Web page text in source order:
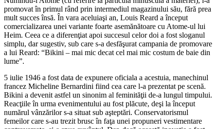
promovat în primul rând prin intermediul magazinului său, fără prea
mult succes însă. În vara aceluiaşi an, Louis Reard a început
comercializarea unei variante foarte asemănătoare cu Atome-ul lui
Heim. Ceea ce a diferenţiat apoi succesul celor doi a fost sloganul
simplu, dar sugestiv, sub care s-a desfăşurat campania de promovare
a lui Reard: “Bikini – mai mic decat cel mai mic costum de baie din
lume”.
5 iulie 1946 a fost data de expunere oficiala a acestuia, manechinul
francez Micheline Bernardini fiind cea care l-a prezentat pe scenă.
Bikini a devenit astfel un sinonim al feminităţii de-a lungul timpului.
Reacţiile în urma evenimentului au fost plăcute, deşi la început
numărul vânzărilor s-a situat sub aşteptări. Conservatorismul
femeilor care s-au trezit brusc în faţa unei propuneri vestimentare